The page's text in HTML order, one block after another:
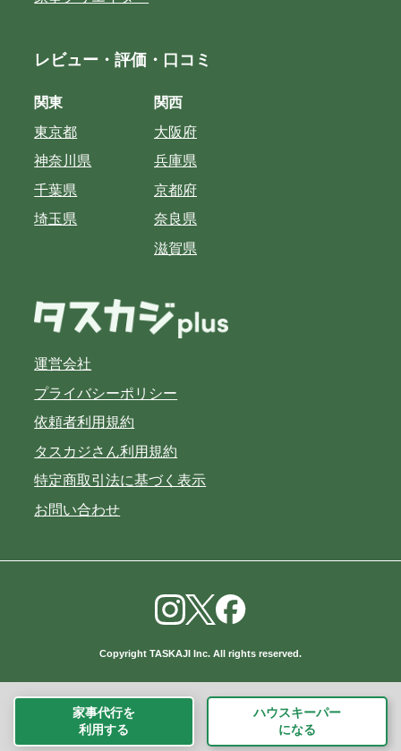
家事代行を
利用する
ハウスキーパー
になる
レビュー・評価・口コミ
関東
東京都
神奈川県
千葉県
埼玉県
関西
大阪府
兵庫県
京都府
奈良県
滋賀県
運営会社
プライバシーポリシー
依頼者利用規約
タスカジさん利用規約
特定商取引法に基づく表示
お問い合わせ
Copyright TASKAJI Inc. All rights reserved.